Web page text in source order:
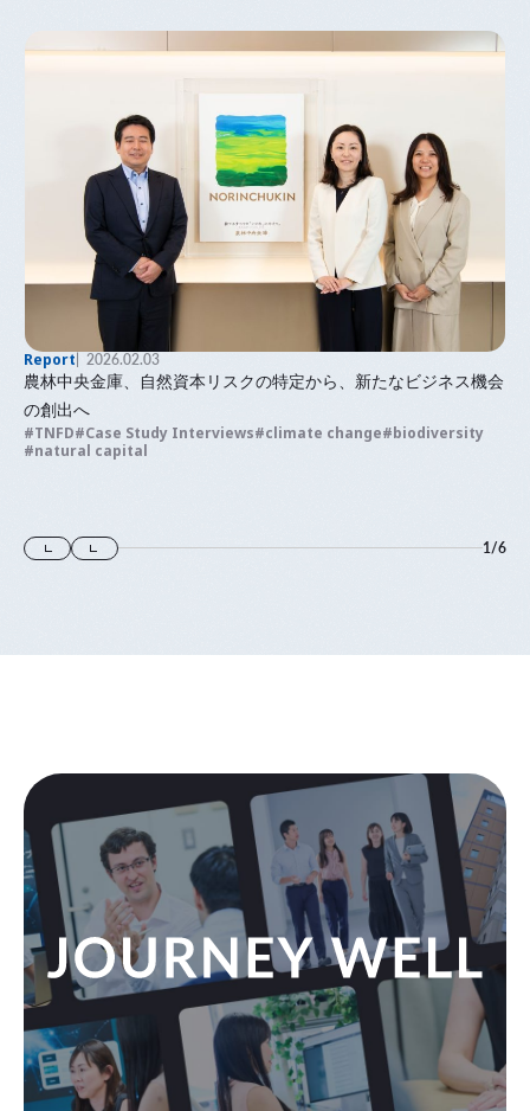
Report 2026.02.03
農林中央金庫、自然資本リスクの特定から、新たなビジネス機会
の創出へ
TNFD Case Study Interviews climate change
biodiversity
natural capital
1/6